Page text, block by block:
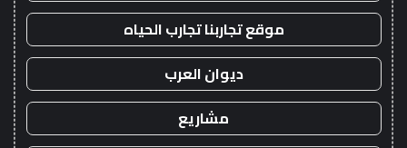
موقع تجاربنا تجارب الحياه
ديوان العرب
مشاريع